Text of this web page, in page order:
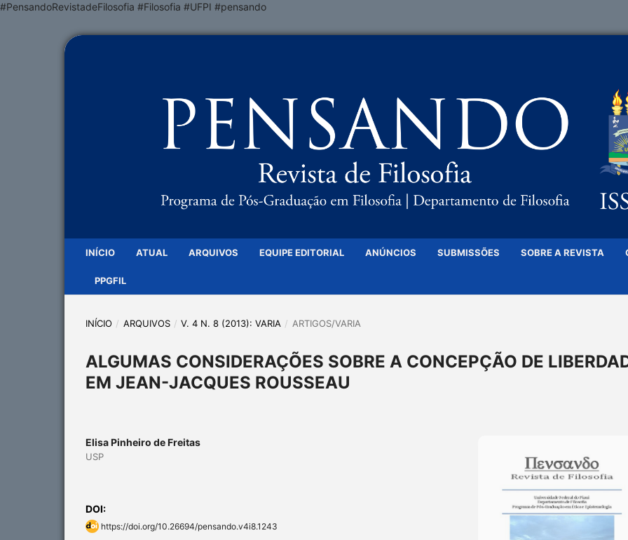
#PensandoRevistadeFilosofia #Filosofia #UFPI #pensando
INÍCIO ATUAL ARQUIVOS EQUIPE EDITORIAL ANÚNCIOS SUBMISSÕES SOBRE A REVISTA
PPGFIL
INÍCIO / ARQUIVOS / V. 4 N. 8 (2013): VARIA / ARTIGOS/VARIA
ALGUMAS CONSIDERAÇÕES SOBRE A CONCEPÇÃO DE
EM JEAN-JACQUES ROUSSEAU
Elisa Pinheiro de Freitas
USP
DOI:
https://doi.org/10.26694/pensando.v4i8.1243